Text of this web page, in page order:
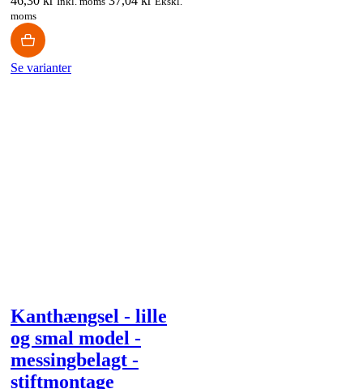
moms
Se varianter
Kanthængsel - lille
og smal model -
messingbelagt -
stiftmontage